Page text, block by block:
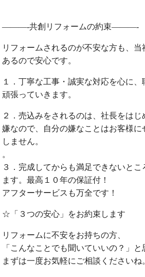
———-共創リフォームの約束———-
リフォームされるのが不安な方も、
あるので安心です。
１．丁寧な工事・誠実な対応を心に
頑張っていきます。
２．売込みをされるのは、社長をはじ
嫌なので、自分の嫌なことはお客様に
しません。
。
３．完成してからも満足できないとこ
ます。最高１０年の保証付！
アフターサービスも万全です！
☆「３つの安心」をお約束します
リフォームに不安をお持ちの方、
「こんなことでも聞いていいの？」と
まずは一度お気軽にご相談くださいね